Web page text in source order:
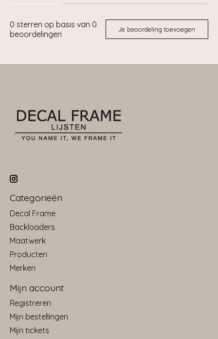
0 sterren op basis van 0
beoordelingen
Je beoordeling toevoegen
Categorieën
Decal Frame
Backloaders
Maatwerk
Producten
Merken
Mijn account
Registreren
Mijn bestellingen
Mijn tickets